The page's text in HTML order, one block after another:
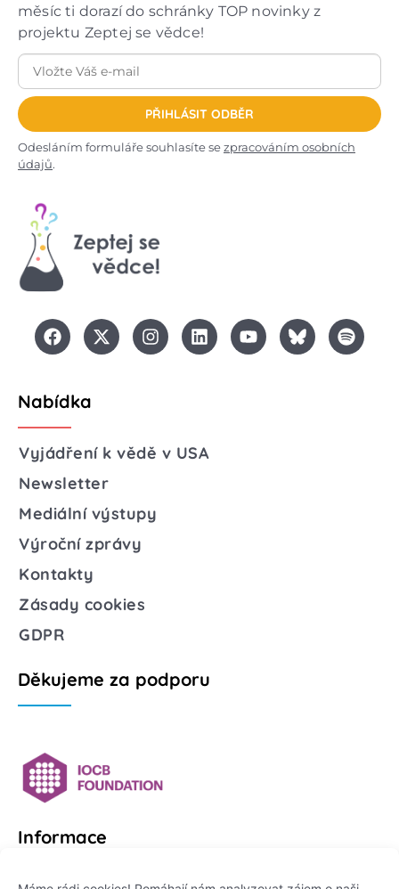
měsíc ti dorazí do schránky TOP novinky z
projektu Zeptej se vědce!
PŘIHLÁSIT ODBĚR
Odesláním formuláře souhlasíte sezpracováním osobních
údajů.
Nabídka
Vyjádření k vědě v USA
Newsletter
Mediální výstupy
Výroční zprávy
Kontakty
Zásady cookies
GDPR
Děkujeme za podporu
Informace